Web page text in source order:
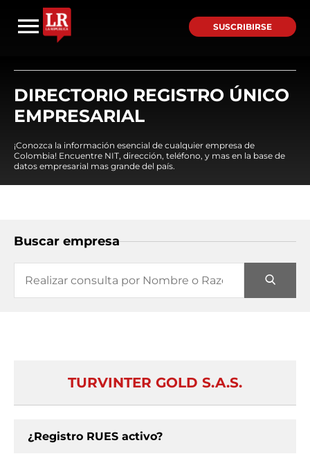
SUSCRIBIRSE
DIRECTORIO REGISTRO ÚNICO
EMPRESARIAL
¡Conozca la información esencial de cualquier empresa de
Colombia! Encuentre NIT, dirección, teléfono, y mas en la base de
datos empresarial mas grande del país.
Buscar empresa
TURVINTER GOLD S.A.S.
¿Registro RUES activo?